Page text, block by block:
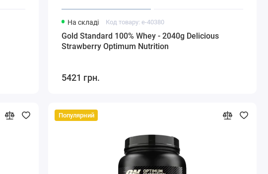
На складі Код товару: e-40380
Gold Standard 100% Whey - 2040g Delicious
Strawberry Optimum Nutrition
5421 грн.
Популярний